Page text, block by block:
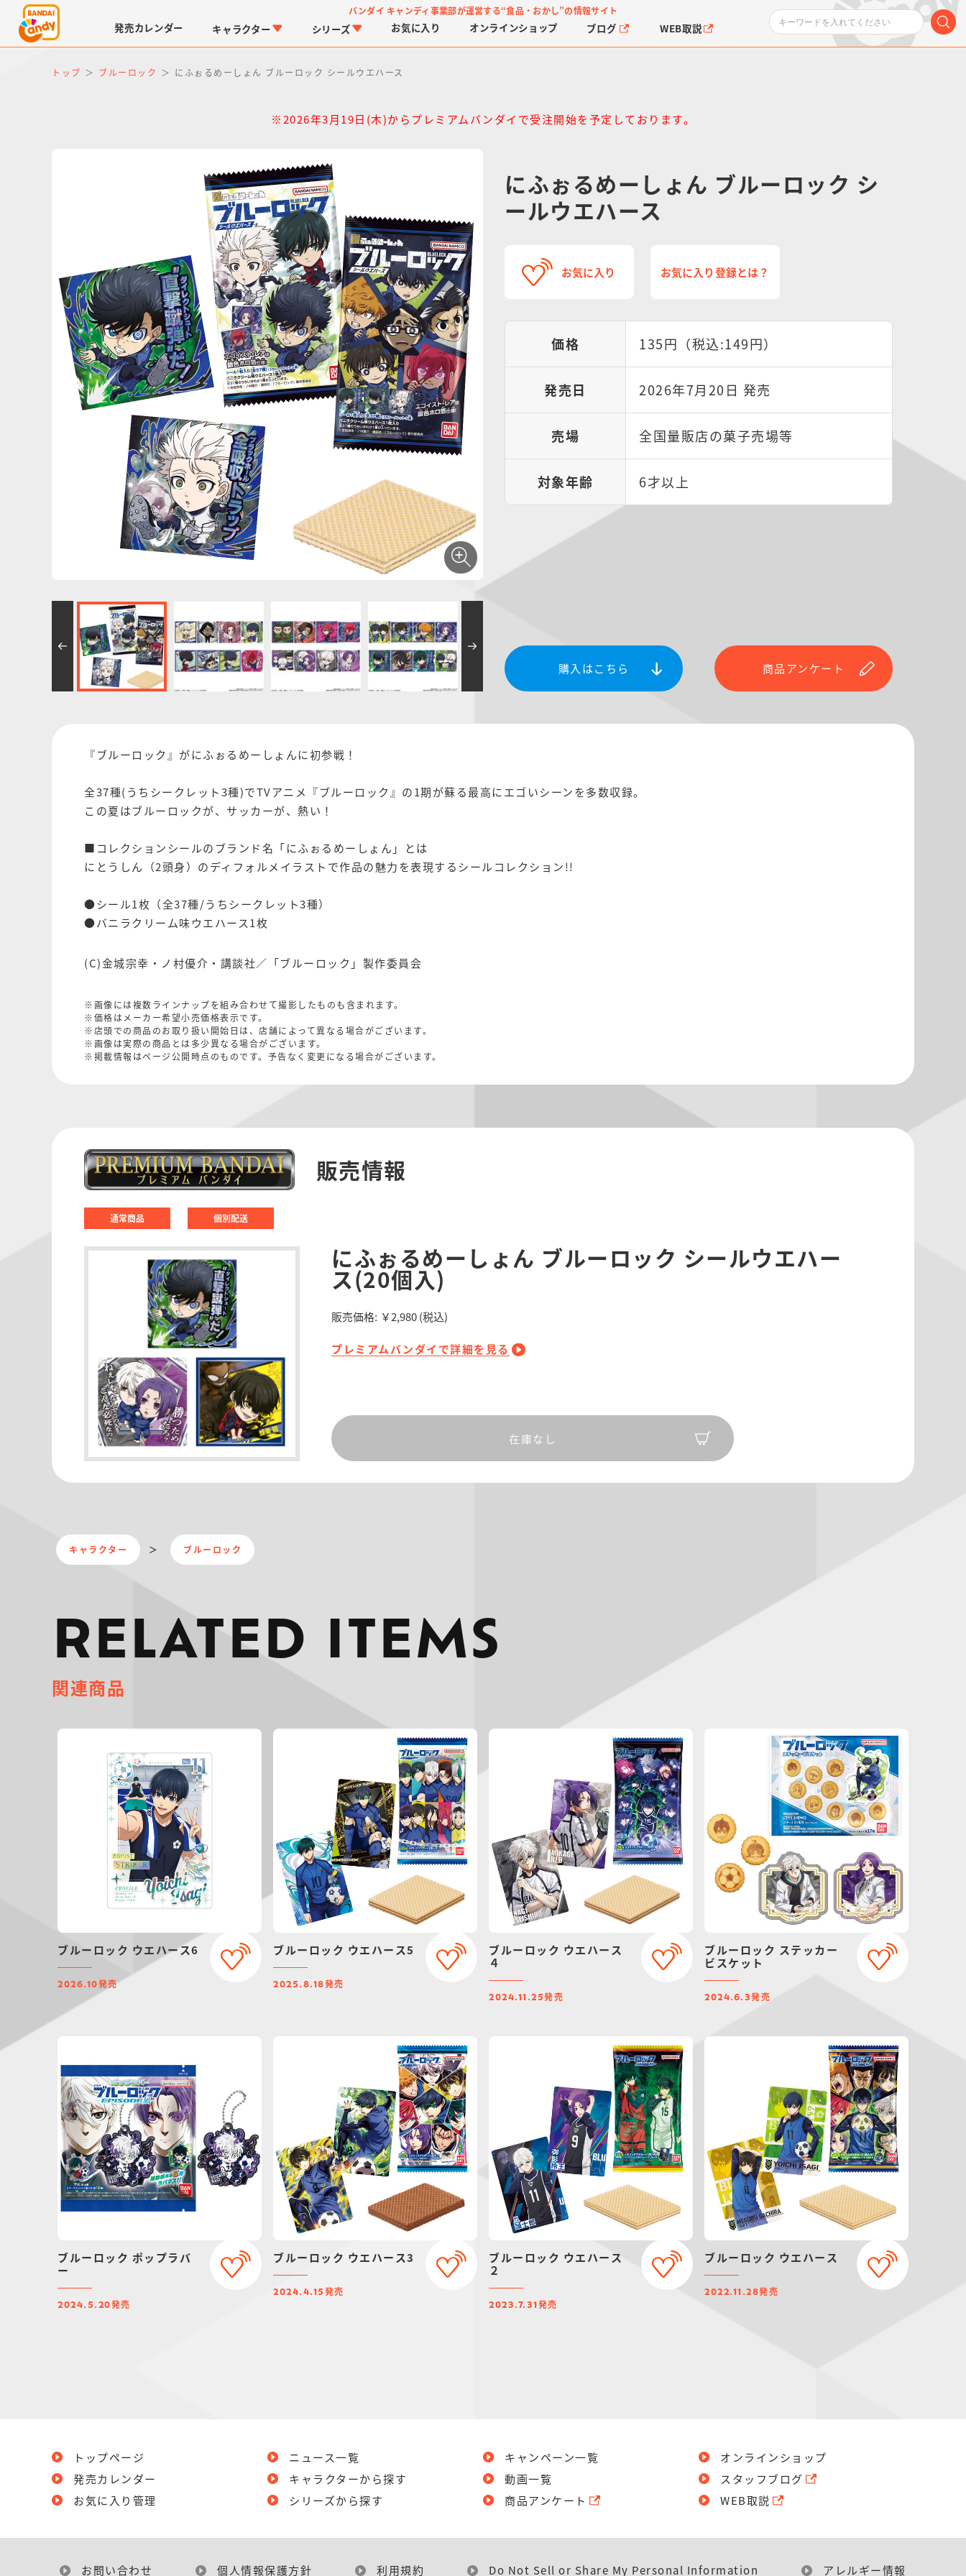
バンダイ キャンディ事業部が運営する“食品・おかし”の情報サイト
発売カレンダー キャラクター
仮面ライダーシリーズ
ーパー戦隊シリーズ
プリキュアシリーズ ガンダムシリーズ ポケットモンスター
シリーズ
キャラパキ チョコサプ
にふぉるめーしょん＆
スクエアシール
SMPシリーズ
お気に入り オンラインショップ ブログ WEB取説
トップ ブルーロック にふぉるめーしょん ブルーロック シールウエハース
※2026年3月19日(木)からプレミアムバンダイで受注開始を予定しております。
にふぉるめーしょん ブルーロック シ
ールウエハース
お気に入り お気に入り登録とは？
価格 135円（税込:149円）
発売日 2026年7月20日 発売
売場 全国量販店の菓子売場等
対象年齢 6才以上
購入はこちら 商品アンケート
『ブルーロック』がにふぉるめーしょんに初参戦！
全37種(うちシークレット3種)でTVアニメ『ブルーロック』の1期が蘇る最高にエゴいシーンを多数収録。
この夏はブルーロックが、サッカーが、熱い！
■コレクションシールのブランド名「にふぉるめーしょん」とは
にとうしん（2頭身）のディフォルメイラストで作品の魅力を表現するシールコレクション!!
●シール1枚（全37種/うちシークレット3種）
●バニラクリーム味ウエハース1枚
(C)金城宗幸・ノ村優介・講談社／「ブルーロック」製作委員会
※画像には複数ラインナップを組み合わせて撮影したものも含まれます。
※価格はメーカー希望小売価格表示です。
※店頭での商品のお取り扱い開始日は、店舗によって異なる場合がございます。
※画像は実際の商品とは多少異なる場合がございます。
※掲載情報はページ公開時点のものです。予告なく変更になる場合がございます。
販売情報
通常商品 個別配送
にふぉるめーしょん ブルーロック シールウエハー
ス(20個入)
販売価格: ￥2,980(税込)
プレミアムバンダイで詳細を見る
在庫なし
キャラクター ブルーロック
RELATED ITEMS
関連商品
ブルーロック ウエハース6
2026.10発売
ブルーロック ウエハース5
2025.8.18発売
ブルーロック ウエハース
４
2024.11.25発売
ブルーロック ステッカー
ビスケット
2024.6.3発売
ブルーロック ポップラバ
ー
2024.5.20発売
ブルーロック ウエハース3
2024.4.15 発売
ブルーロック ウエハース
２
2023.7.31 発売
ブルーロック ウエハース
2022.11.28発売
トップページ
発売カレンダー
お気に入り管理
ニュース一覧
キャラクターから探す
シリーズから探す
キャンペーン一覧
動画一覧
商品アンケート
オンラインショップ
スタッフブログ
WEB取説
お問い合わせ 個人情報保護方針 利用規約 Do Not Sell or Share My Personal Information アレルギー情報